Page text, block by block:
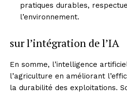
pratiques durables,
l’environnement.
sur l’intégration de l’IA
En somme, l’intelligence
l’agriculture en améliorant
la durabilité des exploitations.